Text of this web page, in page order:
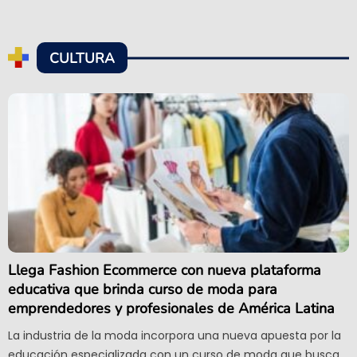
CULTURA
Llega Fashion Ecommerce con nueva plataforma
educativa que brinda curso de moda para
emprendedores y profesionales de América Latina
La industria de la moda incorpora una nueva apuesta por la